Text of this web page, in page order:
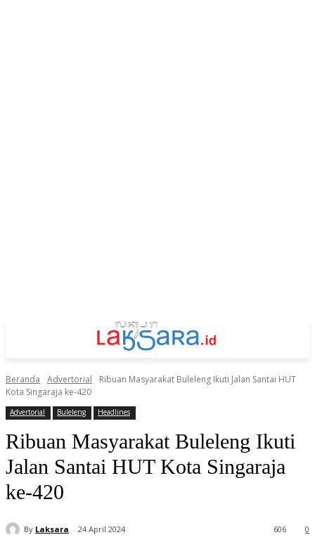
Beranda Advertorial
Ribuan Masyarakat Buleleng Ikuti Jalan Santai HUT
Kota Singaraja ke-420
Advertorial Buleleng Headlines
Ribuan Masyarakat Buleleng Ikuti
Jalan Santai HUT Kota Singaraja
ke-420
By Laksara 24 April 2024 0
606